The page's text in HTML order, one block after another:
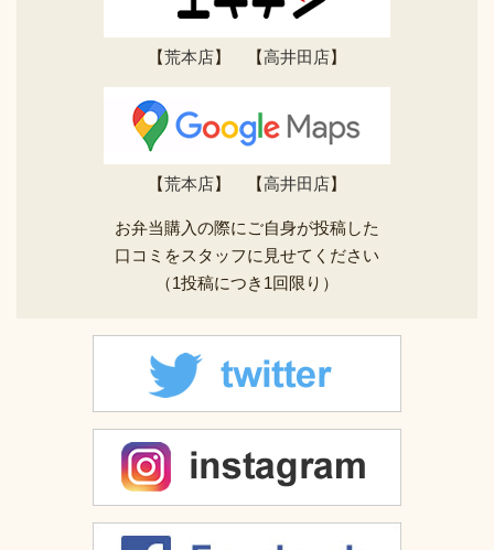
【荒本店】 【高井田店】
【荒本店】 【高井田店】
お弁当購入の際にご自身が投稿した
口コミをスタッフに見せてください
（1投稿につき1回限り）